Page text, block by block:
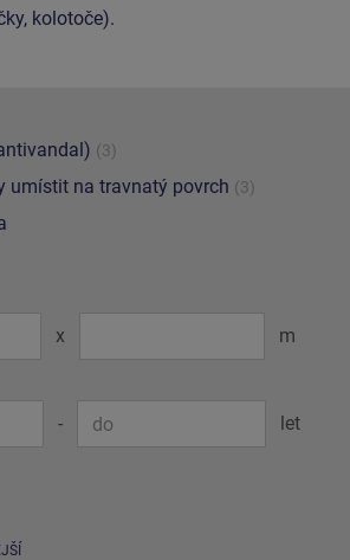
kolotoče).
(3)
umístit na travnatý povrch (3)
x
m
-
let